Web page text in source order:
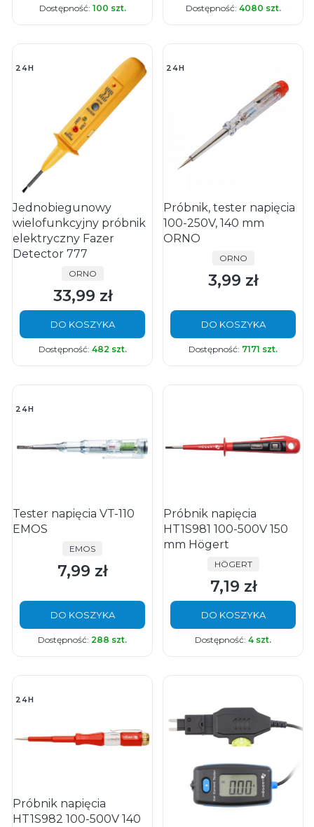
Dostępność: 100 szt. Dostępność: 4080 szt.
24H
Jednobiegunowy
wielofunkcyjny próbnik
elektryczny Fazer
Detector 777
PRODUCENT
ORNO
Cena
33,99 zł
DO KOSZYKA
Dostępność: 482 szt.
24H
Próbnik, tester napięcia
100-250V, 140 mm
ORNO
PRODUCENT
ORNO
Cena
3,99 zł
DO KOSZYKA
Dostępność: 7171 szt.
24H
Tester napięcia VT-110
EMOS
PRODUCENT
EMOS
Cena
7,99 zł
DO KOSZYKA
Dostępność: 288 szt.
Próbnik napięcia
HT1S981 100-500V 150
mm Högert
PRODUCENT
HÖGERT
Cena
7,19 zł
DO KOSZYKA
Dostępność: 4 szt.
24H
Próbnik napięcia
HT1S982 100-500V 140